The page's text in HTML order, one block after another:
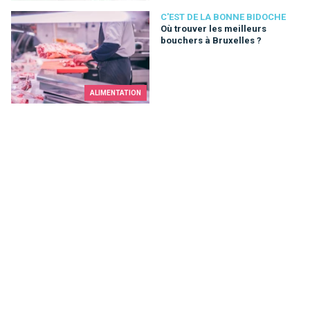
ALIMENTATION
C'EST DE LA BONNE BIDOCHE
Où trouver les meilleurs
bouchers à Bruxelles ?
Où trouver les meilleurs bouchers à Bruxelles ?